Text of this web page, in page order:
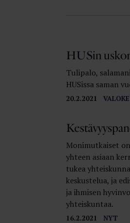
20.2.2021
HUSin
Tulipalo,
HUSissa saman
16.2.2021 NYT
Monimutkaiset
yhteen asiaan
tukea
keskustelua, ja
ja ihmisen
yhteiskuntaa.